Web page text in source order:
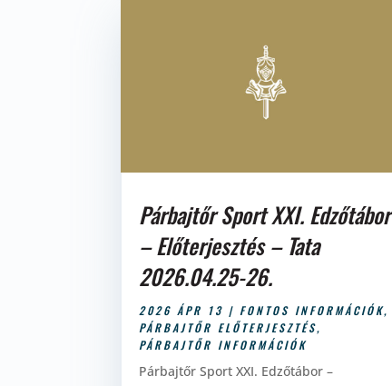
Párbajtőr Sport XXI. Edzőtábor
– Előterjesztés – Tata
2026.04.25-26.
2026 ÁPR 13 | FONTOS INFORMÁCIÓK,
PÁRBAJTŐR ELŐTERJESZTÉS,
PÁRBAJTŐR INFORMÁCIÓK
Párbajtőr Sport XXI. Edzőtábor –